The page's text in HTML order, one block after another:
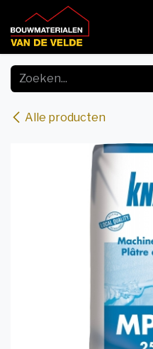
Overslaan naar inhoud
Alle producten